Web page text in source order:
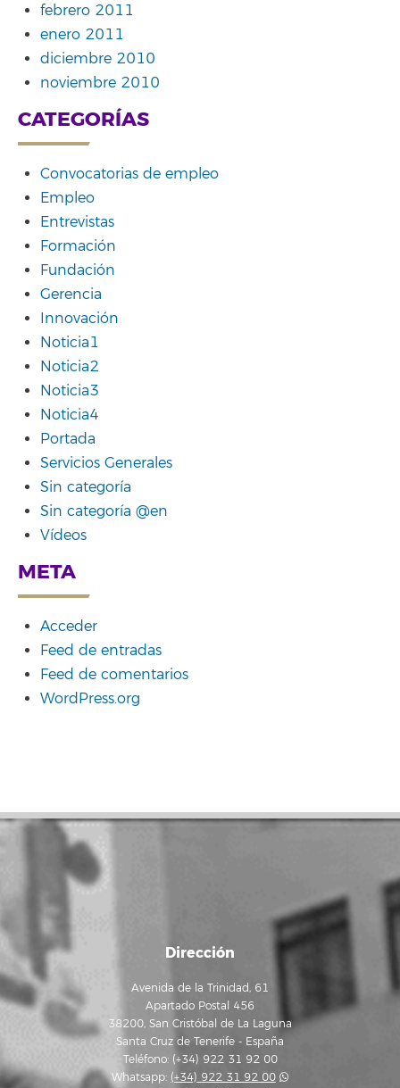
febrero 2011
enero 2011
diciembre 2010
noviembre 2010
CATEGORÍAS
Convocatorias de empleo
Empleo
Entrevistas
Formación
Fundación
Gerencia
Innovación
Noticia1
Noticia2
Noticia3
Noticia4
Portada
Servicios Generales
Sin categoría
Sin categoría @en
Vídeos
META
Acceder
Feed de entradas
Feed de comentarios
WordPress.org
Dirección
Avenida de la Trinidad, 61
Apartado Postal 456
38200, San Cristóbal de La Laguna
Santa Cruz de Tenerife - España
Teléfono: (+34) 922 31 92 00
Whatsapp: (+34) 922 31 92 00